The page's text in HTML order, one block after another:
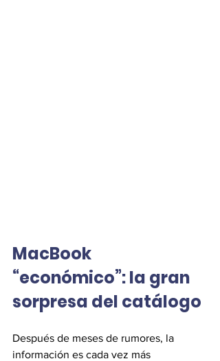
MacBook
“económico”: la gran
sorpresa del catálogo
Después de meses de rumores, la
información es cada vez más